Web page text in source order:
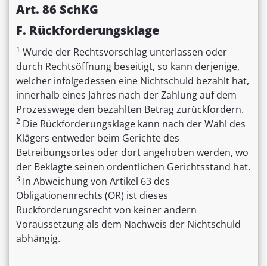
Art. 86 SchKG
F. Rückforderungsklage
1 Wurde der Rechtsvorschlag unterlassen oder
durch Rechtsöffnung beseitigt, so kann derjenige,
welcher infolgedessen eine Nichtschuld bezahlt hat,
innerhalb eines Jahres nach der Zahlung auf dem
Prozesswege den bezahlten Betrag zurückfordern.
2 Die Rückforderungsklage kann nach der Wahl des
Klägers entweder beim Gerichte des
Betreibungsortes oder dort angehoben werden, wo
der Beklagte seinen ordentlichen Gerichtsstand hat.
3 In Abweichung von Artikel 63 des
Obligationenrechts (OR) ist dieses
Rückforderungsrecht von keiner andern
Voraussetzung als dem Nachweis der Nichtschuld
abhängig.